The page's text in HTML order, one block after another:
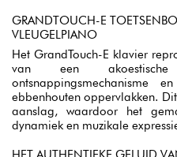
GRANDTOUCH-E
VLEUGELPIANO
Het GrandTouch-E klavier
van een
ontsnappingsmechanisme
ebbenhouten oppervlakken.
aanslag, waardoor het
dynamiek en muzikale